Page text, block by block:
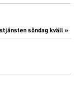
söndag kväll »